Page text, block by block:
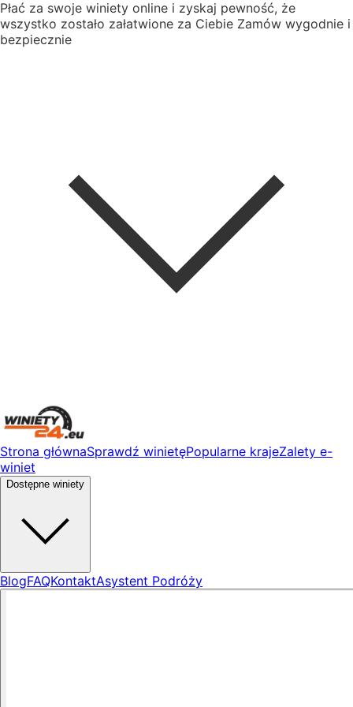
Płać za swoje winiety online i zyskaj pewność, że
wszystko zostało załatwione za Ciebie Zamów wygodnie i
bezpiecznie
Strona głównaSprawdź winietęPopularne krajeZalety e-
winiet
Dostępne winiety
BlogFAQKontaktAsystent Podróży